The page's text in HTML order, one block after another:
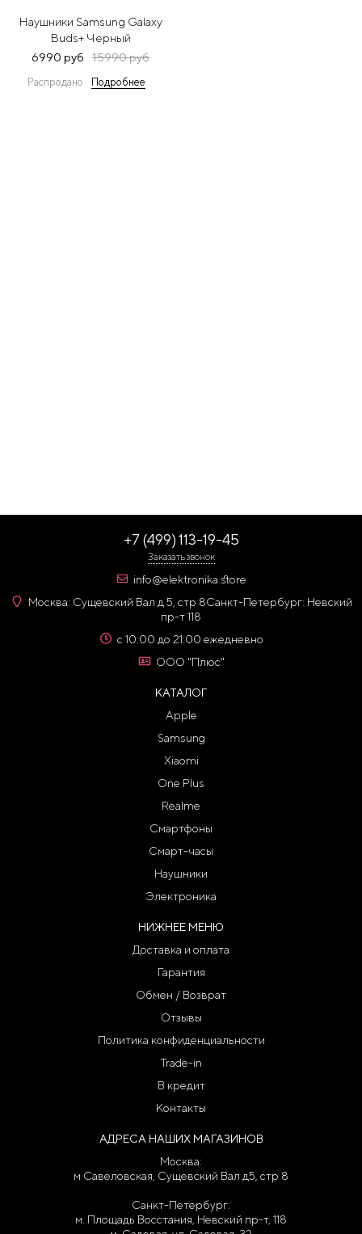
Наушники Samsung Galaxy
Buds+ Черный
6990 руб
15990 руб
Распродано Подробнее
+7 (499) 113-19-45
Заказать звонок
info@elektronika.store
Москва: Сущевский Вал д 5, стр 8Санкт-Петербург: Невский
пр-т 118
с 10:00 до 21:00 ежедневно
ООО "Плюс"
КАТАЛОГ
Apple
Samsung
Xiaomi
One Plus
Realme
Смартфоны
Смарт-часы
Наушники
Электроника
НИЖНЕЕ МЕНЮ
Доставка и оплата
Гарантия
Обмен / Возврат
Отзывы
Политика конфиденциальности
Trade-in
В кредит
Контакты
АДРЕСА НАШИХ МАГАЗИНОВ
Москва:
м Савеловская, Сущевский Вал д5, стр 8
Санкт-Петербург:
м. Площадь Восстания, Невский пр-т, 118